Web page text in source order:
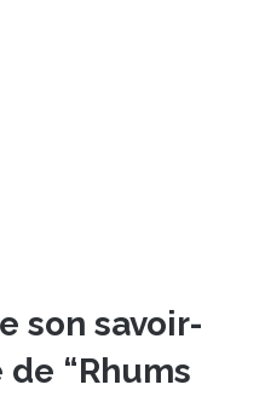
son savoir-
“Rhums